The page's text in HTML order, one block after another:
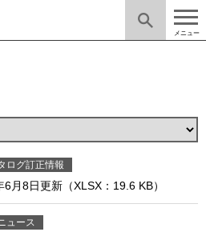
メニュー
ログ訂正情報
8日更新（XLSX：19.6 KB）
ュース